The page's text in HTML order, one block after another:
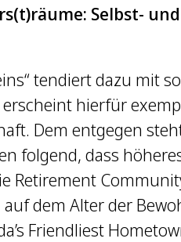
Selbst-
tendiert dazu mit
hierfür
Dem entgegen
folgend, dass
Retirement
dem Alter der
Friendliest